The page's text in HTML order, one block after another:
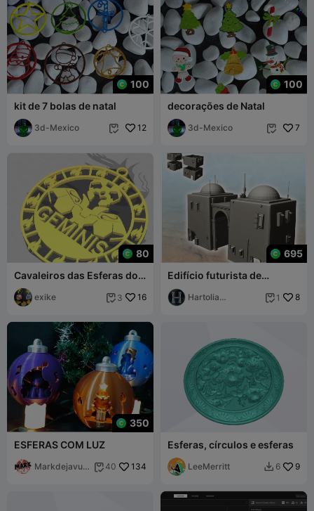
100
kit de 7 bolas de natal
3d-Mexico  12
100
decorações de Natal
3d-Mexico  7
80
Cavaleiros das Esferas do
Zodíaco
exike  3 16
695
Edifício futurista de
Tatooine com esferas no
telhado e grandes
Hartolia
 1 8
350
ESFERAS COM LUZ
Markdejavu
 40 134
Esferas, círculos e esferas
LeeMerritt  6 9